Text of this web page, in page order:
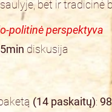
bet ir tradicinė
politinė perspektyva
diskusija
(14 paskaitų):